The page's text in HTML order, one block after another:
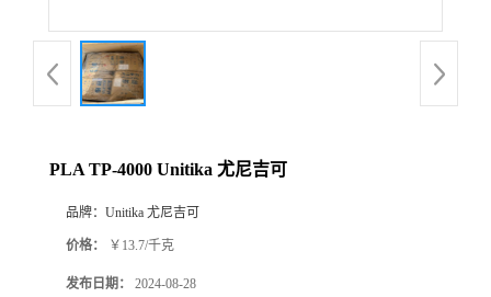
PLA TP-4000 Unitika 尤尼吉可
品牌： Unitika 尤尼吉可
价格： ￥13.7/千克
发布日期： 2024-08-28